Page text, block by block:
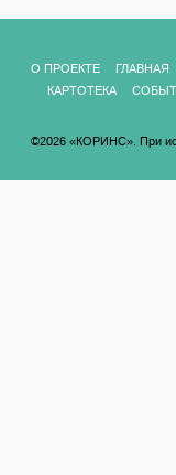
О ПРОЕКТЕ ГЛАВНАЯ
КАРТОТЕКА
©2026 «КОРИНС». При